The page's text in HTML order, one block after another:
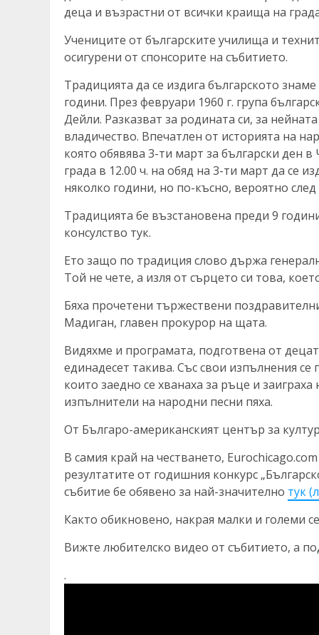
деца и възрастни от всички краища на
Учениците от българските училища и
осигурени от спонсоритe на събитието.
Традицията да се издига българското
години. През февруари 1960 г. група
Дейли. Разказват за родината си, за
владичество. Впечатлен от историята на
която обявява 3-ти март за български ден
града в 12.00 ч. на обяд на 3-ти март да се
няколко години, но по-късно, вероятно
Традицията бе възстановена преди 9
консулство тук.
Ето защо по традиция слово държа
Той не чете, а изля от сърцето си това,
Бяха прочетени тържествени
Мадиган, главен прокурор на щата.
Видяхме и програмата, подготвена от
единадесет такива. Със свои изпълнения се
които заедно се хванаха за ръце и
изпълнители на народни песни пяха.
От Българо-американският център за
В самия край на честването,
резултатите от годишния конкурс
събитие бе обявено за най-значително тук
Както обикновено, накрая малки и големи
Вижте любителско видео от събитието, а
.